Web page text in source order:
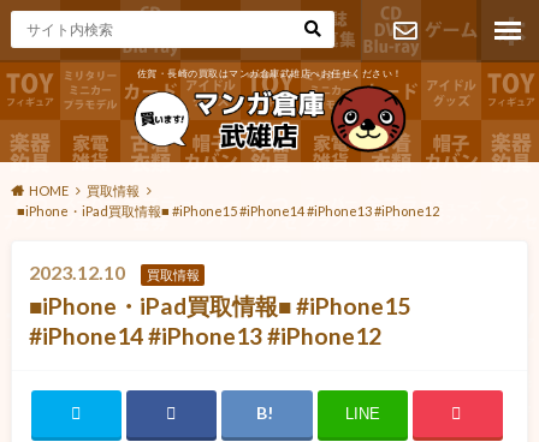
佐賀・長崎の買取はマンガ倉庫武雄店へお任せください！
お問い合わ
せ
HOME
買取情報
■iPhone・iPad買取情報■ #iPhone15 #iPhone14 #iPhone13 #iPhone12
2023.12.10 買取情報
■iPhone・iPad買取情報■ #iPhone15
#iPhone14 #iPhone13 #iPhone12
LINE